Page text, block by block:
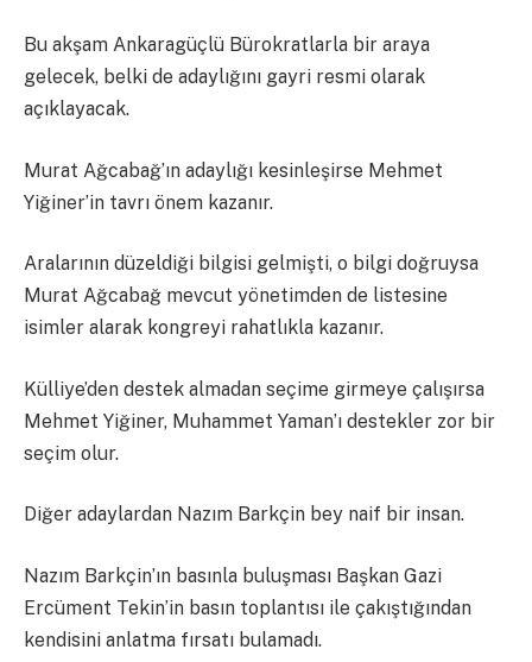
Bu akşam Ankaragüçlü Bürokratlarla bir araya
gelecek, belki de adaylığını gayri resmi olarak
açıklayacak.
Murat Ağcabağ’ın adaylığı kesinleşirse Mehmet
Yiğiner’in tavrı önem kazanır.
Aralarının düzeldiği bilgisi gelmişti, o bilgi doğruysa
Murat Ağcabağ mevcut yönetimden de listesine
isimler alarak kongreyi rahatlıkla kazanır.
Külliye’den destek almadan seçime girmeye çalışırsa
Mehmet Yiğiner, Muhammet Yaman’ı destekler zor bir
seçim olur.
Diğer adaylardan Nazım Barkçin bey naif bir insan.
Nazım Barkçin’ın basınla buluşması Başkan Gazi
Ercüment Tekin’in basın toplantısı ile çakıştığından
kendisini anlatma fırsatı bulamadı.